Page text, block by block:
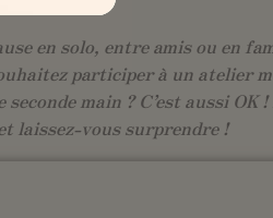
en solo, entre amis ou en
participer à un atelier
main ? C’est aussi OK
laissez-vous surprendre !